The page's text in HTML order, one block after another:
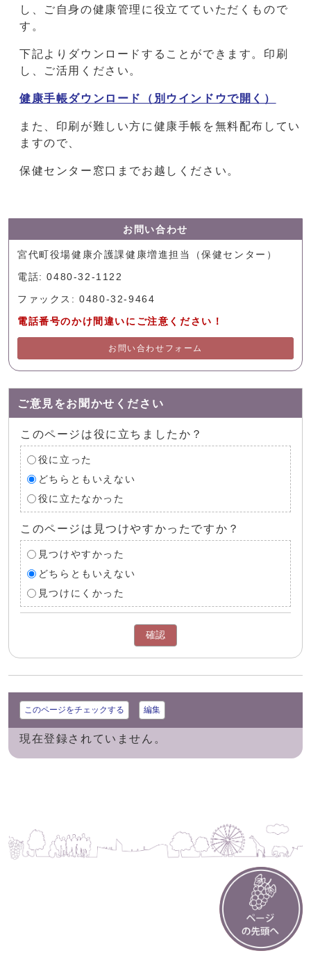
し、ご自身の健康管理に役立てていただくもので
す。
下記よりダウンロードすることができます。印刷
し、ご活用ください。
健康手帳ダウンロード （別ウインドウで開く）
また、印刷が難しい方に健康手帳を無料配布してい
ますので、
保健センター窓口までお越しください。
お問い合わせ
宮代町役場健康介護課健康増進担当（保健センター）
電話: 0480-32-1122
ファックス: 0480-32-9464
電話番号のかけ間違いにご注意ください！
お問い合わせフォーム
ご意見をお聞かせください
このページは役に立ちましたか？
役に立った
どちらともいえない
役に立たなかった
このページは見つけやすかったですか？
見つけやすかった
どちらともいえない
見つけにくかった
確認
このページをチェックする 編集
現在登録されていません。